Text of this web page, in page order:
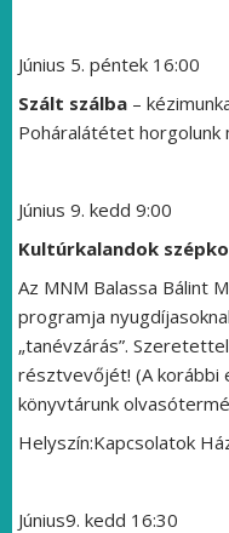
Június 5. péntek 16:00
Szált szálba –
Poháralátétet horgolunk
Június 9. kedd 9:00
Kultúrkalandok
Az MNM Balassa Bálint
programja
„tanévzárás”.
résztvevőjét! (A korábbi
könyvtárunk
Helyszín:Kapcsolatok
Június9. kedd 16:30